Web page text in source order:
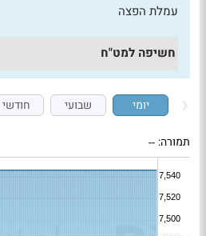
עמלת הפצה
חשיפה למט"ח
יומי שבועי חודשי
תמורה: --